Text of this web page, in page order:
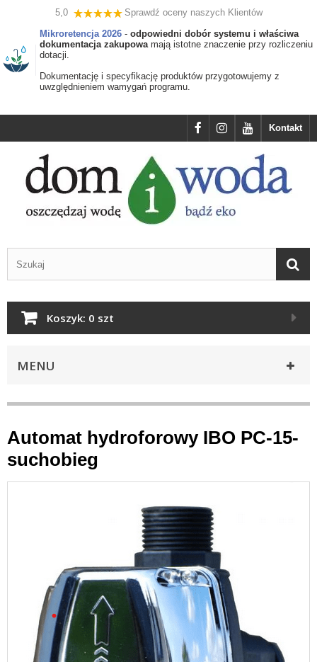
5,0
Sprawdź oceny naszych Klientów
Mikroretencja 2026 - odpowiedni dobór systemu i właściwa
dokumentacja zakupowamają istotne znaczenie przy rozliczeniu
dotacji.
Dokumentację i specyfikację produktów przygotowujemy z
uwzględnieniem wamygań programu.
Kontakt
Koszyk: 0 szt
MENU
Automat hydroforowy IBO PC-15-
suchobieg